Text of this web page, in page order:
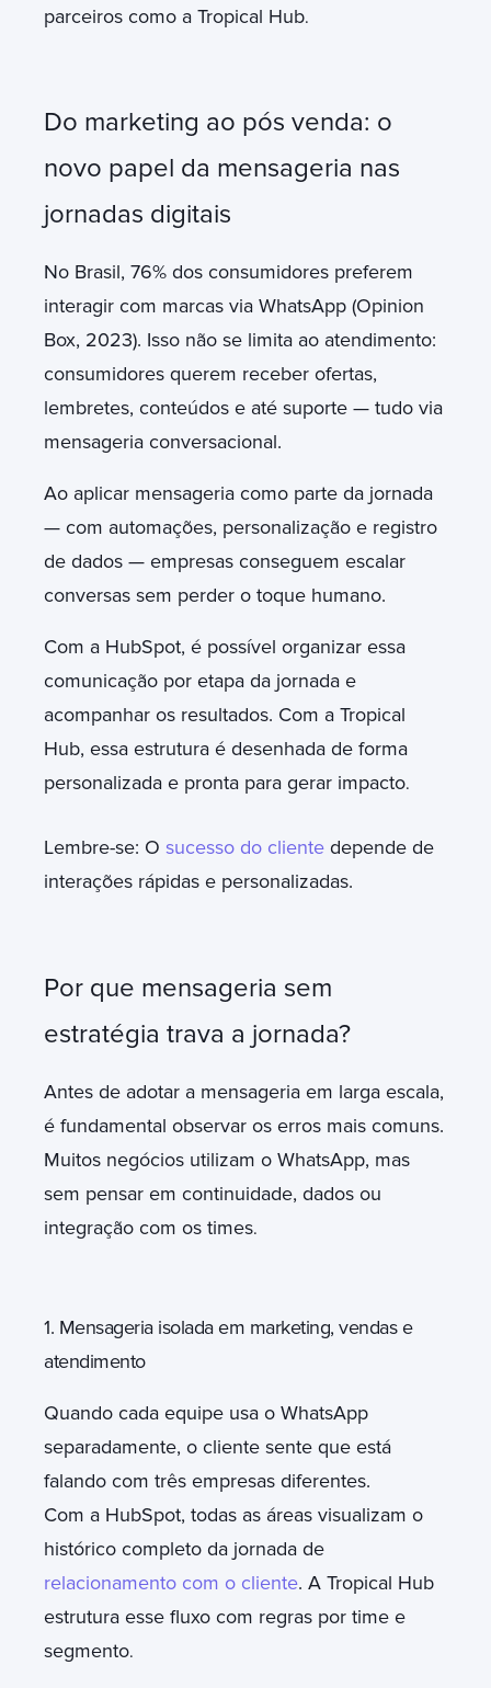
parceiros como a Tropical Hub.
Do marketing ao pós venda: o
novo papel da mensageria nas
jornadas digitais
No Brasil, 76% dos consumidores preferem
interagir com marcas via WhatsApp (Opinion
Box, 2023). Isso não se limita ao atendimento:
consumidores querem receber ofertas,
lembretes, conteúdos e até suporte — tudo via
mensageria conversacional.
Ao aplicar mensageria como parte da jornada
— com automações, personalização e registro
de dados — empresas conseguem escalar
conversas sem perder o toque humano.
Com a HubSpot, é possível organizar essa
comunicação por etapa da jornada e
acompanhar os resultados. Com a Tropical
Hub, essa estrutura é desenhada de forma
personalizada e pronta para gerar impacto.
Lembre-se: O sucesso do cliente depende de
interações rápidas e personalizadas.
Por que mensageria sem
estratégia trava a jornada?
Antes de adotar a mensageria em larga escala,
é fundamental observar os erros mais comuns.
Muitos negócios utilizam o WhatsApp, mas
sem pensar em continuidade, dados ou
integração com os times.
1. Mensageria isolada em marketing, vendas e
atendimento
Quando cada equipe usa o WhatsApp
separadamente, o cliente sente que está
falando com três empresas diferentes.
Com a HubSpot, todas as áreas visualizam o
histórico completo da jornada de
relacionamento com o cliente. A Tropical Hub
estrutura esse fluxo com regras por time e
segmento.